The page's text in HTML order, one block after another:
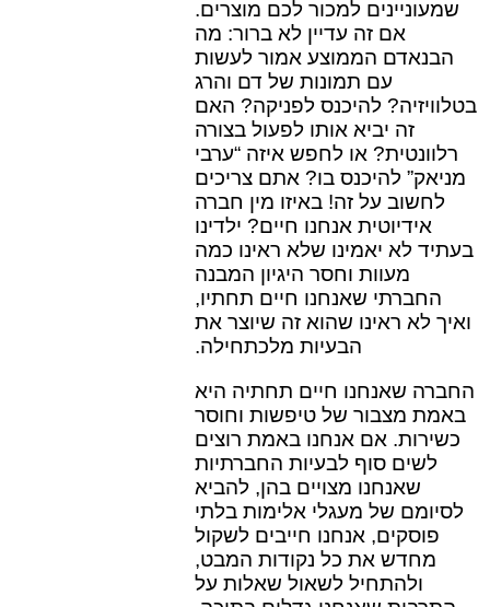
שמעוניינים למכור לכם מוצרים.
אם זה עדיין לא ברור: מה
הבנאדם הממוצע אמור לעשות
עם תמונות של דם והרג
בטלוויזיה? להיכנס לפניקה? האם
זה יביא אותו לפעול בצורה
רלוונטית? או לחפש איזה “ערבי
מניאק” להיכנס בו? אתם צריכים
לחשוב על זה! באיזו מין חברה
אידיוטית אנחנו חיים? ילדינו
בעתיד לא יאמינו שלא ראינו כמה
מעוות וחסר היגיון המבנה
החברתי שאנחנו חיים תחתיו,
ואיך לא ראינו שהוא זה שיוצר את
הבעיות מלכתחילה.
החברה שאנחנו חיים תחתיה היא
באמת מצבור של טיפשות וחוסר
כשירות. אם אנחנו באמת רוצים
לשים סוף לבעיות החברתיות
שאנחנו מצויים בהן, להביא
לסיומם של מעגלי אלימות בלתי
פוסקים, אנחנו חייבים לשקול
מחדש את כל נקודות המבט,
ולהתחיל לשאול שאלות על